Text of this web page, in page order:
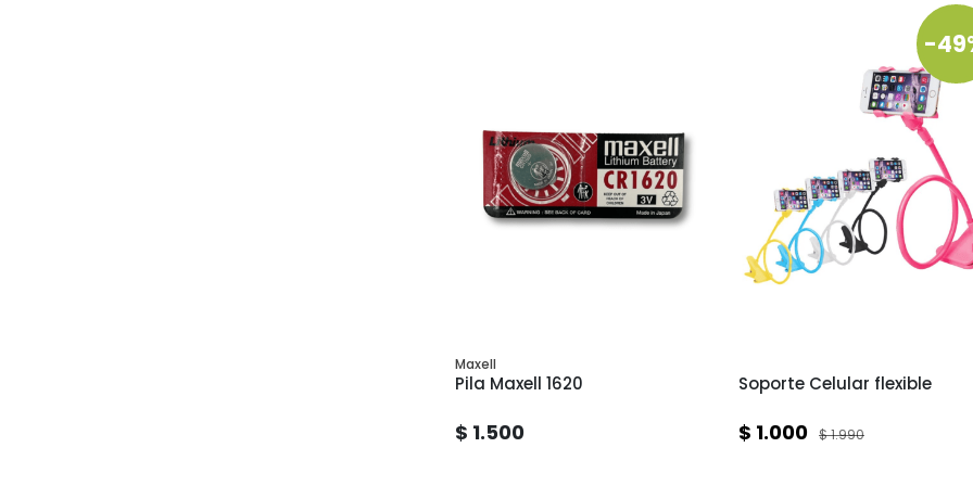
Maxell
Pila Maxell 1620
$ 1.500
-
Soporte Celular flexible
$ 1.000 $ 1.990